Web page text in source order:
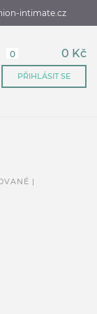
intimate.cz
0 0 Kč
PŘIHLÁSIT SE
|